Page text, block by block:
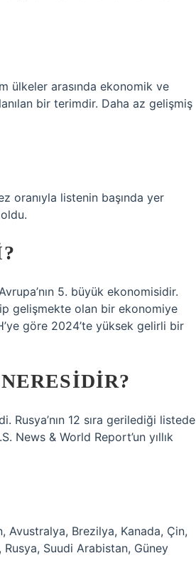
ülkeler arasında ekonomik ve
bir terimdir. Daha az gelişmiş
oranıyla listenin başında yer
5. büyük ekonomisidir.
gelişmekte olan bir ekonomiye
göre 2024’te yüksek gelirli bir
Rusya’nın 12 sıra gerilediği listede
News & World Report’un yıllık
Avustralya, Brezilya, Kanada, Çin,
Suudi Arabistan, Güney